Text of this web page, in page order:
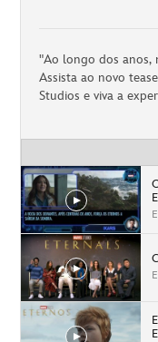
"Ao longo dos anos,
Assista ao novo
Studios e viva a